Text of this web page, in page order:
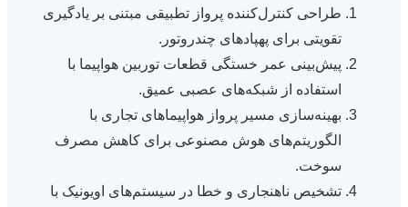
طراحی کنترل‌کننده پرواز تطبیقی مبتنی بر یادگیری
تقویتی برای پهپادهای چندروتور.
پیش‌بینی عمر خستگی قطعات توربین هواپیما با
استفاده از شبکه‌های عصبی عمیق.
بهینه‌سازی مسیر پرواز هواپیماهای تجاری با
الگوریتم‌های هوش مصنوعی برای کاهش مصرف
سوخت.
تشخیص ناهنجاری و خطا در سیستم‌های اویونیک با